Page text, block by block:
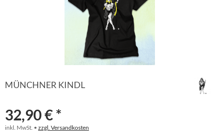
MÜNCHNER KINDL
32,90 € *
inkl. MwSt. • zzgl. Versandkosten